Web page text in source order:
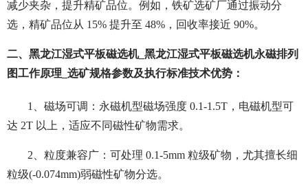
减少夹杂，提升精矿品位。例如，铁矿选矿厂通过振动分
选，精矿品位从 15% 提升至 48%，回收率接近 90%。
二、黑龙江湿式平板磁选机_黑龙江湿式平板磁选机永磁排列
图工作原理_选矿规格参数及执行标准技术优势：
1、磁场可调：永磁机型磁场强度 0.1-1.5T，电磁机型可
达 2T 以上，适应不同磁性矿物需求。
2、粒度兼容广：可处理 0.1-5mm 粒级矿物，尤其擅长细
粒级(-0.074mm)弱磁性矿物分选。